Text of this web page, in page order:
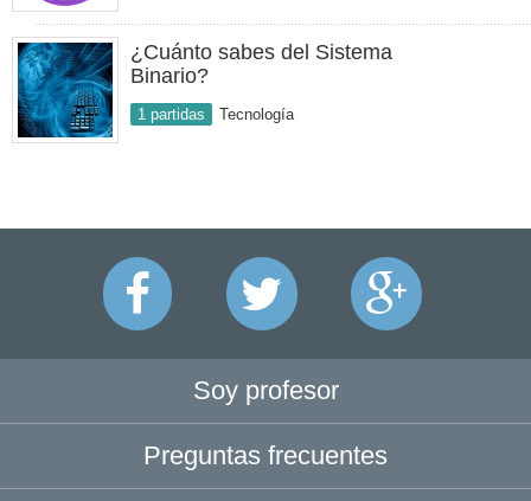
¿Cuánto sabes del Sistema
Binario?
1 partidas Tecnología
Soy profesor
Preguntas frecuentes